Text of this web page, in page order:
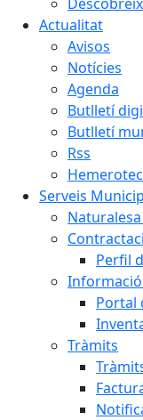
Actualitat
Avisos
Notícies
Agenda
Butlletí
Butlletí
Rss
Serveis
Perfil
Portal
Tràmits